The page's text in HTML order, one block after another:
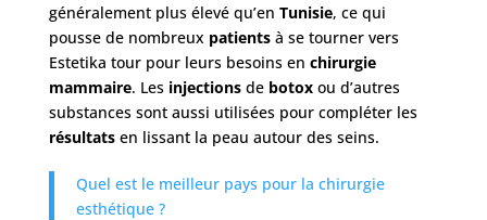
généralement plus élevé qu’en Tunisie, ce qui
pousse de nombreux patientsà se tourner vers
Estetika tour pour leurs besoins en chirurgie
mammaire. Les injectionsde botoxou d’autres
substances sont aussi utilisées pour compléter les
résultatsen lissant la peau autour des seins.
Quel est le meilleur pays pour la chirurgie
esthétique ?